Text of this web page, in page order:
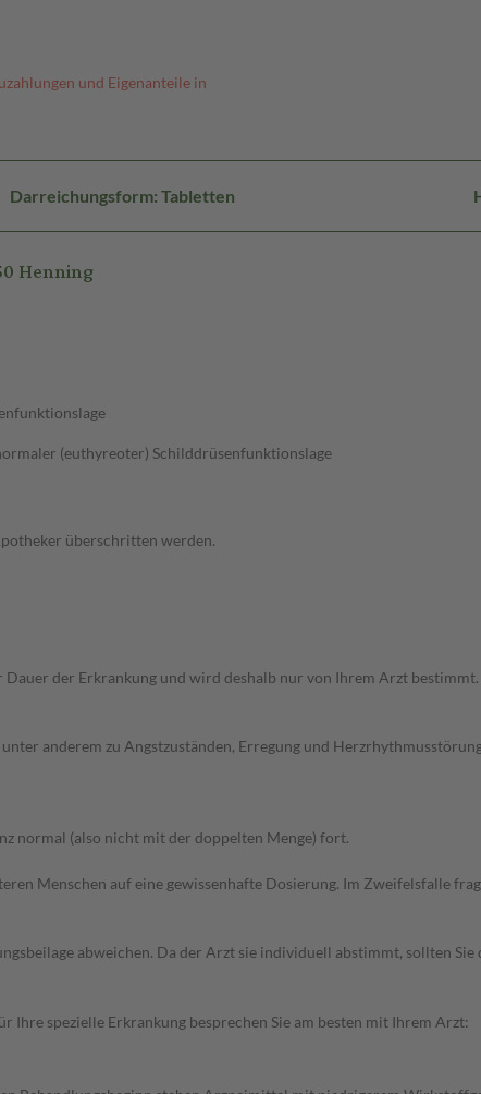
und Eigenanteile in
Darreichungsform: Tabletten
Henning
(euthyreoter) Schilddrüsenfunktionslage
überschritten werden.
der Erkrankung und wird deshalb nur von Ihrem Arzt
anderem zu Angstzuständen, Erregung und
normal (also nicht mit der doppelten Menge) fort.
Menschen auf eine gewissenhafte Dosierung. Im Zweifelsfalle
abweichen. Da der Arzt sie individuell abstimmt, sollten
Ihre spezielle Erkrankung besprechen Sie am besten mit Ihrem Arzt: